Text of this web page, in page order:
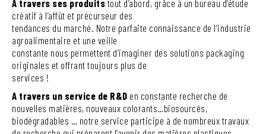
A travers ses produits tout d’abord, grâce à un bureau d’étude
créatif à l’affût et précurseur des
tendances du marché. Notre parfaite connaissance de l’industrie
agroalimentaire et une veille
constante nous permettent d’imaginer des solutions packaging
originales et offrant toujours plus de
services !
A travers un service de R&D en constante recherche de
nouvelles matières, nouveaux colorants…biosourcés,
biodégradables … notre service participe à de nombreux travaux